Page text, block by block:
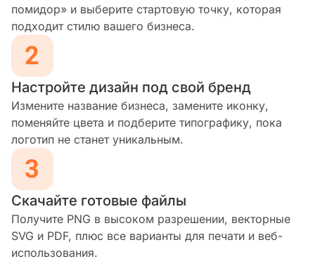
помидор» и выберите стартовую точку, которая
подходит стилю вашего бизнеса.
Настройте дизайн под свой бренд
Измените название бизнеса, замените иконку,
поменяйте цвета и подберите типографику, пока
логотип не станет уникальным.
Скачайте готовые файлы
Получите PNG в высоком разрешении, векторные
SVG и PDF, плюс все варианты для печати и веб-
использования.